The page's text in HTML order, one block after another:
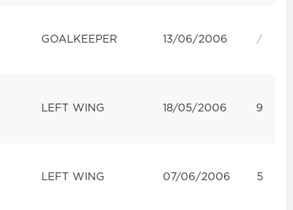
GOALKEEPER 13/06/2006 /
LEFT WING 18/05/2006 9
LEFT WING 07/06/2006 5